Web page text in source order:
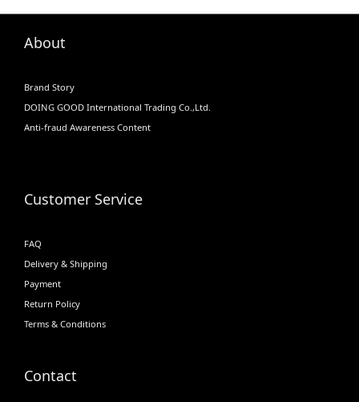
About
Brand Story
DOING GOOD International Trading Co.,Ltd.
Anti-fraud Awareness Content
Customer Service
FAQ
Delivery & Shipping
Payment
Return Policy
Terms & Conditions
Contact